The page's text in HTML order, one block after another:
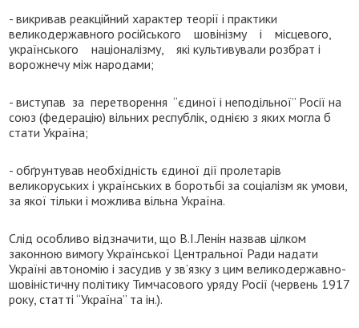
- викривав реакційний характер теорії і практики
великодержавного російського шовінізму і місцевого,
українського націоналізму, які культивували розбрат і
ворожнечу між народами;
- виступав за перетворення “єдиної і неподільної” Росії на
союз (федерацію) вільних республік, однією з яких могла б
стати Україна;
- обґрунтував необхідність єдиної дії пролетарів
великоруських і українських в боротьбі за соціалізм як умови,
за якої тільки і можлива вільна Україна.
Слід особливо відзначити, що В.І.Ленін назвав цілком
законною вимогу Української Центральної Ради надати
Україні автономію і засудив у зв’язку з цим великодержавно-
шовіністичну політику Тимчасового уряду Росії (червень 1917
року, статті “Україна” та ін.).